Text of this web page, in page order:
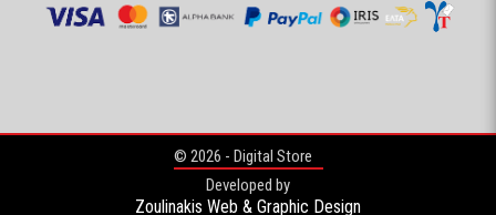
© 2026 - Digital Store
Developed by
Zoulinakis Web & Graphic Design